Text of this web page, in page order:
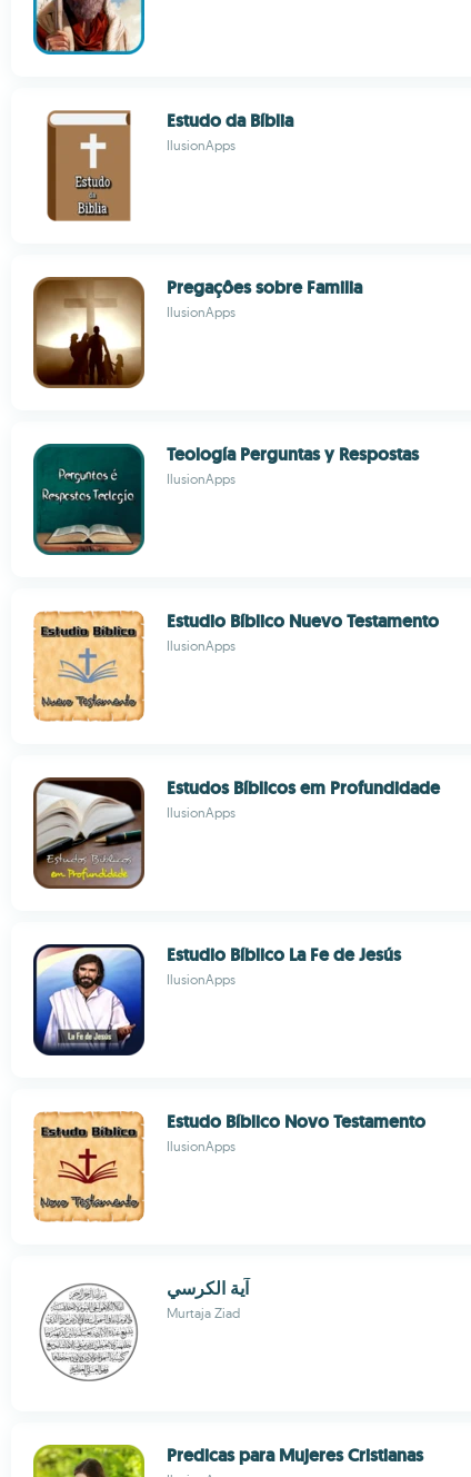
Estudo da Bíblia
IlusionApps
Pregaçôes sobre Familia
IlusionApps
Teología Perguntas y Respostas
IlusionApps
Estudio Bíblico Nuevo Testamento
IlusionApps
Estudos Bíblicos em Profundidade
IlusionApps
Estudio Bíblico La Fe de Jesús
IlusionApps
Estudo Bíblico Novo Testamento
IlusionApps
آية الكرسي
Murtaja Ziad
Predicas para Mujeres Cristianas